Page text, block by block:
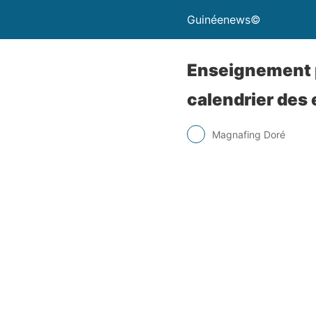
Guinéenews©
calendrier des
Magnafing Doré